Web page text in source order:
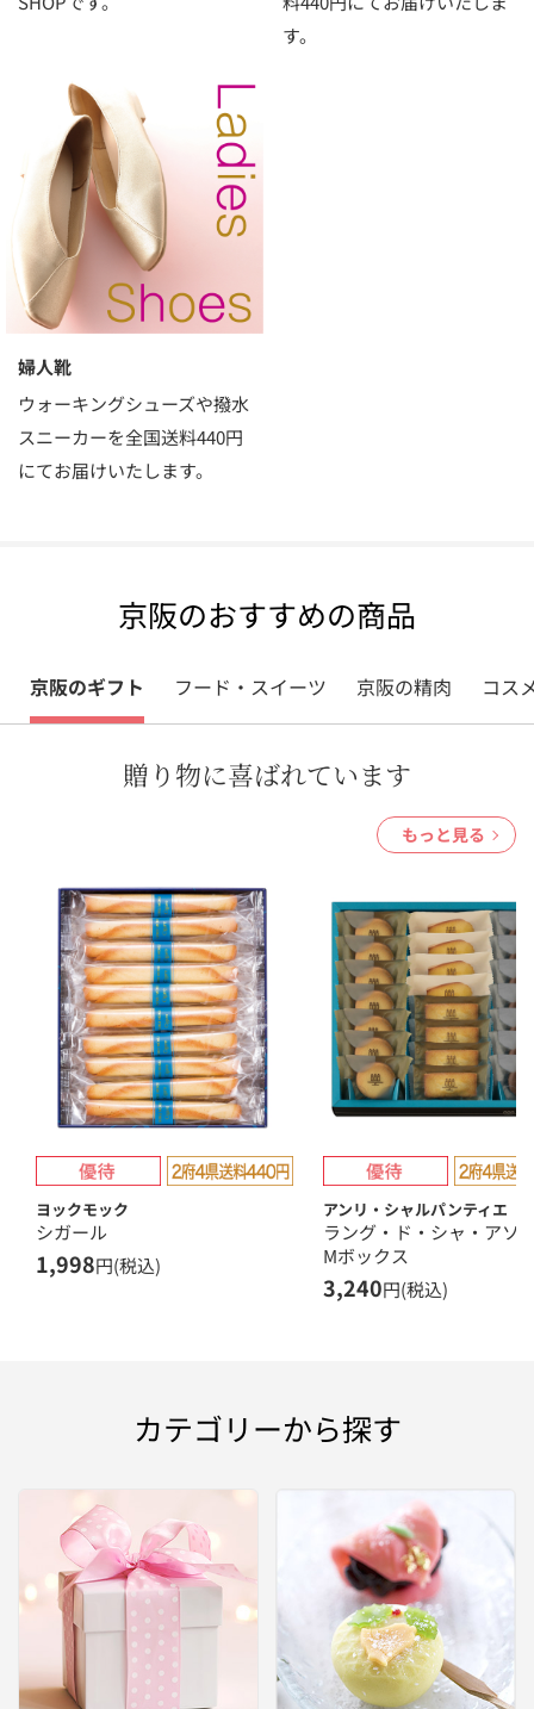
す。
婦人靴
ウォーキングシューズや撥水
スニーカーを全国送料440円
にてお届けいたします。
京阪のおすすめの商品
京阪のギフト フード・スイーツ 京阪の精肉 コス
贈り物に喜ばれています
もっと見る
ヨックモック
シガール
1,998円(税込)
アンリ・シャルパンティエ
ラング・ド・シャ・ア
Mボックス
3,240円(税込)
カテゴリーから探す